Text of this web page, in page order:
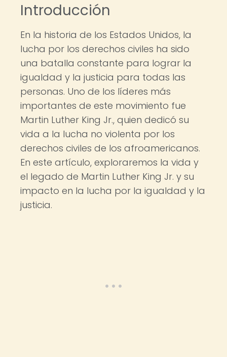
Introducción
En la historia de los Estados Unidos, la
lucha por los derechos civiles ha sido
una batalla constante para lograr la
igualdad y la justicia para todas las
personas. Uno de los líderes más
importantes de este movimiento fue
Martin Luther King Jr., quien dedicó su
vida a la lucha no violenta por los
derechos civiles de los afroamericanos.
En este artículo, exploraremos la vida y
el legado de Martin Luther King Jr. y su
impacto en la lucha por la igualdad y la
justicia.